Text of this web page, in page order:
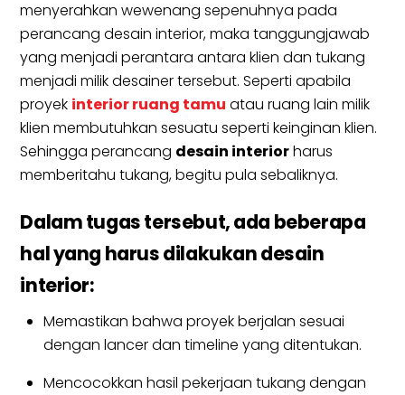
menyerahkan wewenang sepenuhnya pada
perancang desain interior, maka tanggungjawab
yang menjadi perantara antara klien dan tukang
menjadi milik desainer tersebut. Seperti apabila
proyek interior ruang tamu atau ruang lain milik
klien membutuhkan sesuatu seperti keinginan klien.
Sehingga perancang desain interiorharus
memberitahu tukang, begitu pula sebaliknya.
Dalam tugas tersebut, ada beberapa
hal yang harus dilakukan desain
interior:
Memastikan bahwa proyek berjalan sesuai
dengan lancer dan timeline yang ditentukan.
Mencocokkan hasil pekerjaan tukang dengan